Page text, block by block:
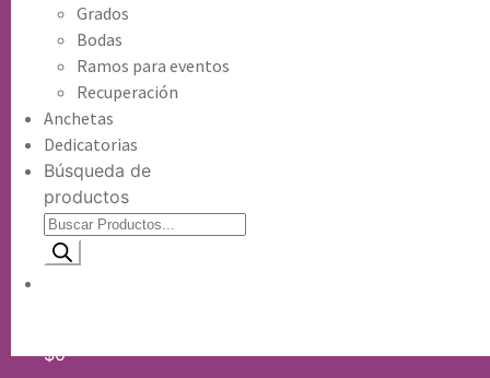
Grados
Bodas
Ramos para eventos
Recuperación
Anchetas
Dedicatorias
Búsqueda de
productos
$0